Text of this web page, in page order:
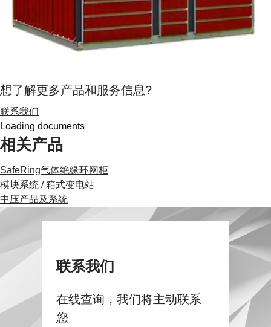
想了解更多产品和服务信息?
联系我们
Loading documents
相关产品
SafeRing气体绝缘环网柜
模块系统 / 箱式变电站
中压产品及系统
联系我们
在线查询，我们将主动联系
您